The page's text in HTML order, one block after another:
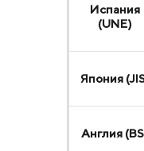
Испания
(UNE)
Япония
Англия